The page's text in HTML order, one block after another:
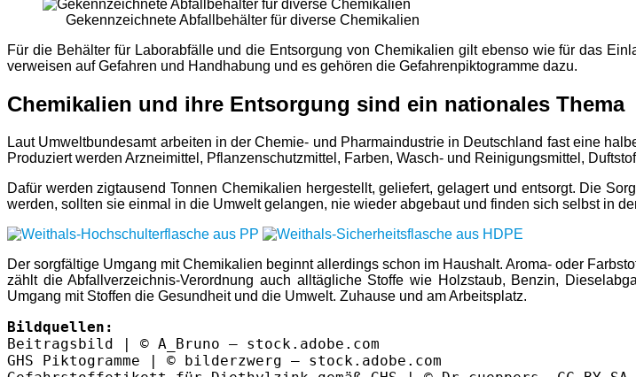
Gekennzeichnete Abfallbehälter für diverse Chemikalien
Für die Behälter für Laborabfälle und die Entsorgung von Chemikalien gilt ebenso wie für das
verweisen auf Gefahren und Handhabung und es gehören die Gefahrenpiktogramme dazu.
Chemikalien und ihre Entsorgung sind ein nationales Thema
Laut Umweltbundesamt arbeiten in der Chemie- und Pharmaindustrie in Deutschland fast eine
Produziert werden Arzneimittel, Pflanzenschutzmittel, Farben, Wasch- und Reinigungsmittel,
Dafür werden zigtausend Tonnen Chemikalien hergestellt, geliefert, gelagert und entsorgt. Die
werden, sollten sie einmal in die Umwelt gelangen, nie wieder abgebaut und finden sich selbst in
Der sorgfältige Umgang mit Chemikalien beginnt allerdings schon im Haushalt. Aroma- oder
zählt die Abfallverzeichnis-Verordnung auch alltägliche Stoffe wie Holzstaub, Benzin,
Umgang mit Stoffen die Gesundheit und die Umwelt. Zuhause und am Arbeitsplatz.
Bildquellen:
Beitragsbild | © A_Bruno – stock.adobe.com
GHS Piktogramme | © bilderzwerg – stock.adobe.com